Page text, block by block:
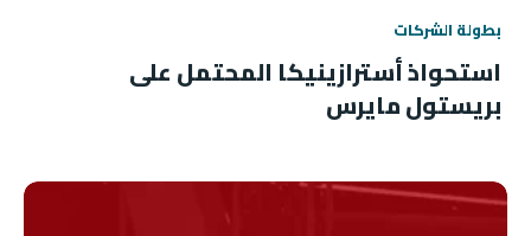
بطولة الشركات
استحواذ أسترازينيكا المحتمل على
بريستول مايرس